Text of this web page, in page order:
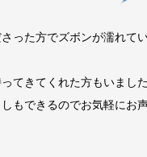
った方でズボンが濡れて
てきてくれた方もいまし
もできるのでお気軽にお